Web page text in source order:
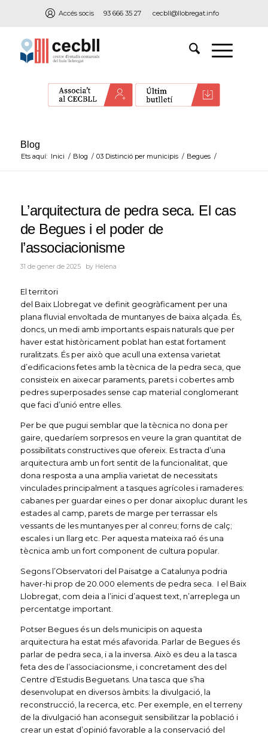
Accés socis 93 666 35 27 cecbll@llobregat.info
Blog
Ets aquí: Inici / Blog / 03 Distinció per municipis / Begues /
L’arquitectura de pedra seca. El cas
de Begues i el poder de
l’associacionisme
31 de gener de 2025 by Helena
El territori
del Baix Llobregat ve definit geogràficament per una
plana fluvial envoltada de muntanyes de baixa alçada. És,
doncs, un medi amb importants espais naturals que per
haver estat històricament poblat han estat fortament
ruralitzats. És per això que acull una extensa varietat
d’edificacions fetes amb la tècnica de la pedra seca, que
consisteix en aixecar paraments, parets i cobertes amb
pedres superposades sense cap material conglomerant
que faci d’unió entre elles.
Per be que pugui semblar que la tècnica no dona per
gaire, quedaríem sorpresos en veure la gran quantitat de
possibilitats constructives que ofereix. Es tracta d’una
arquitectura amb un fort sentit de la funcionalitat, que
dona resposta a una amplia varietat de necessitats
vinculades principalment a tasques agrícoles i ramaderes:
cabanes per guardar eines o per donar aixopluc durant les
estades al camp, parets de marge per terrassar els
vessants de les muntanyes per al conreu; forns de calç;
escales i un llarg etc. Per aquesta mateixa raó és una
tècnica amb un fort component de cultura popular.
Segons l’Observatori del Paisatge a Catalunya podria
haver-hi prop de 20.000 elements de pedra seca. I el Baix
Llobregat, com deia a l’inici d’aquest text, n’arreplega un
percentatge important.
Potser Begues és un dels municipis on aquesta
arquitectura ha estat més afavorida. Parlar de Begues és
parlar de pedra seca, i a la inversa. Això es deu a la tasca
feta des de l’associacionsme, i concretament des del
Centre d’Estudis Beguetans. Una tasca que s’ha
desenvolupat en diversos àmbits: la divulgació, la
reconstrucció, la recerca, etc. Per exemple, en el terreny
de la divulgació han aconseguit sensibilitzar la població i
crear un estat d’opinió favorable a la conservació del